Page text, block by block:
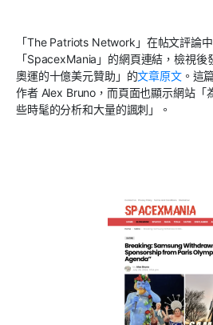
「The Patriots Network 」在帖文評論
「SpacexMania 」的網頁連結，檢視
奧運的十億美元贊助」的文章原文。這
作者Alex Bruno ，而頁面也顯示網站
些時髦的分析和大量的諷刺」。